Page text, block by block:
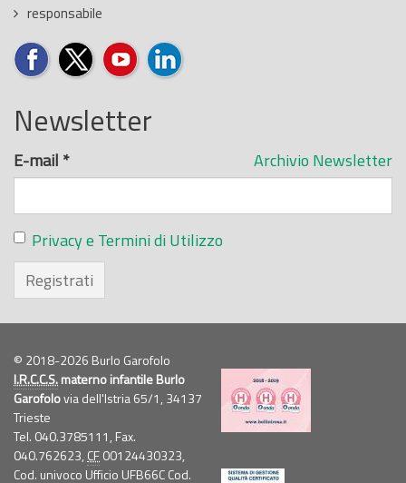
responsabile
Newsletter
Archivio Newsletter
E-mail *
Privacy e Termini di Utilizzo
Registrati
© 2018-2026 Burlo Garofolo
I.R.C.C.S.materno infantile Burlo
Garofolovia dell'Istria 65/1, 34137
Trieste
Tel. 040.3785111, Fax.
040.762623, CF00124430323,
Cod. univoco Ufficio UFB66C Cod.